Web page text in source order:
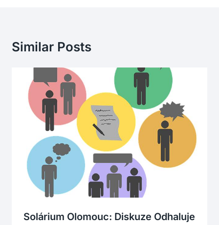
Similar Posts
Solárium Olomouc: Diskuze Odhaluje